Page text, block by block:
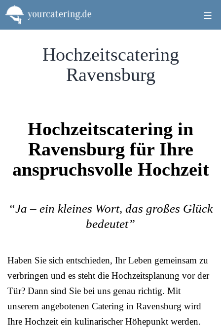
Zum
Inhalt
springen
Hochzeitscatering
Ravensburg
Hochzeitscatering in
Ravensburg für Ihre
anspruchsvolle Hochzeit
“Ja – ein kleines Wort, das großes Glück
bedeutet”
Haben Sie sich entschieden, Ihr Leben gemeinsam zu
verbringen und es steht die Hochzeitsplanung vor der
Tür? Dann sind Sie bei uns genau richtig. Mit
unserem angebotenen Catering in Ravensburg wird
Ihre Hochzeit ein kulinarischer Höhepunkt werden.